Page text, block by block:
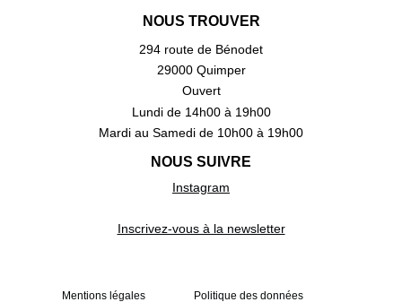
NOUS TROUVER
294 route de Bénodet
29000 Quimper
Ouvert
Lundi de 14h00 à 19h00
Mardi au Samedi de 10h00 à 19h00
NOUS SUIVRE
Instagram
Inscrivez-vous à la newsletter
Mentions légales Politique des données